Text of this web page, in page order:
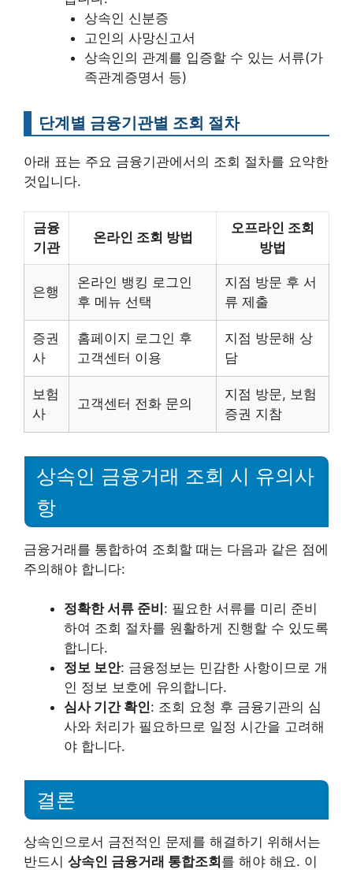
상속인 신분증
고인의 사망신고서
상속인의 관계를 입증할 수 있는 서류(가
족관계증명서 등)
단계별 금융기관별 조회 절차
아래 표는 주요 금융기관에서의 조회 절차를 요약한
것입니다.
금융
기관
온라인 조회 방법
오프라인 조회
방법
은행
온라인 뱅킹 로그인
후 메뉴 선택
지점 방문 후 서
류 제출
증권
사
홈페이지 로그인 후
고객센터 이용
지점 방문해 상
담
보험
사
고객센터 전화 문의
지점 방문, 보험
증권 지참
상속인 금융거래 조회 시 유의사
항
금융거래를 통합하여 조회할 때는 다음과 같은 점에
주의해야 합니다:
정확한 서류 준비 : 필요한 서류를 미리 준비
하여 조회 절차를 원활하게 진행할 수 있도록
합니다.
정보 보안: 금융정보는 민감한 사항이므로 개
인 정보 보호에 유의합니다.
심사 기간 확인: 조회 요청 후 금융기관의 심
사와 처리가 필요하므로 일정 시간을 고려해
야 합니다.
결론
상속인으로서 금전적인 문제를 해결하기 위해서는
반드시 상속인 금융거래 통합조회 를 해야 해요. 이